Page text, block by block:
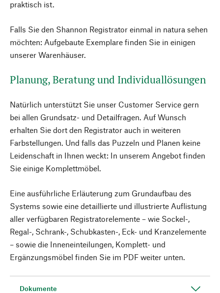
praktisch ist.
Falls Sie den Shannon Registrator einmal in natura sehen
möchten: Aufgebaute Exemplare finden Sie in einigen
unserer Warenhäuser.
Planung, Beratung und Individuallösungen
Natürlich unterstützt Sie unser Customer Service gern
bei allen Grundsatz- und Detailfragen. Auf Wunsch
erhalten Sie dort den Registrator auch in weiteren
Farbstellungen. Und falls das Puzzeln und Planen keine
Leidenschaft in Ihnen weckt: In unserem Angebot finden
Sie einige Komplettmöbel.
Eine ausführliche Erläuterung zum Grundaufbau des
Systems sowie eine detaillierte und illustrierte Auflistung
aller verfügbaren Registratorelemente – wie Sockel-,
Regal-, Schrank-, Schubkasten-, Eck- und Kranzelemente
– sowie die Inneneinteilungen, Komplett- und
Ergänzungsmöbel finden Sie im PDF weiter unten.
Dokumente